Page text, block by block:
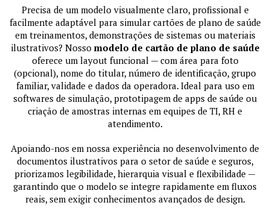
Precisa de um modelo visualmente claro, profissional e
facilmente adaptável para simular cartões de plano de saúde
em treinamentos, demonstrações de sistemas ou materiais
ilustrativos? Nosso modelo de cartão de plano de saúde
oferece um layout funcional — com área para foto
(opcional), nome do titular, número de identificação, grupo
familiar, validade e dados da operadora. Ideal para uso em
softwares de simulação, prototipagem de apps de saúde ou
criação de amostras internas em equipes de TI, RH e
atendimento.
Apoiando-nos em nossa experiência no desenvolvimento de
documentos ilustrativos para o setor de saúde e seguros,
priorizamos legibilidade, hierarquia visual e flexibilidade —
garantindo que o modelo se integre rapidamente em fluxos
reais, sem exigir conhecimentos avançados de design.